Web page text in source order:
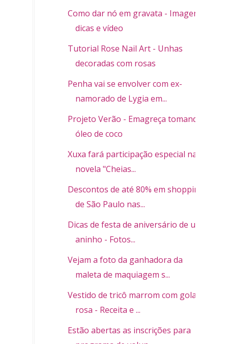
Como dar nó em gravata - Imagens,
dicas e vídeo
Tutorial Rose Nail Art - Unhas
decoradas com rosas
Penha vai se envolver com ex-
namorado de Lygia em...
Projeto Verão - Emagreça tomando
óleo de coco
Xuxa fará participação especial na
novela "Cheias...
Descontos de até 80% em shoppings
de São Paulo nas...
Dicas de festa de aniversário de um
aninho - Fotos...
Vejam a foto da ganhadora da
maleta de maquiagem s...
Vestido de tricô marrom com gola
rosa - Receita e ...
Estão abertas as inscrições para